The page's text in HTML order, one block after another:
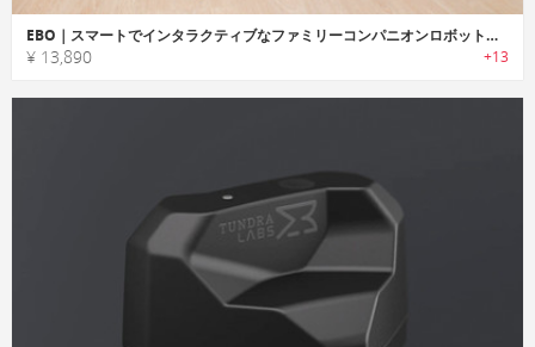
EBO｜スマートでインタラクティブなファミリーコンパニオンロボット「エボ」
¥ 13,890 +13